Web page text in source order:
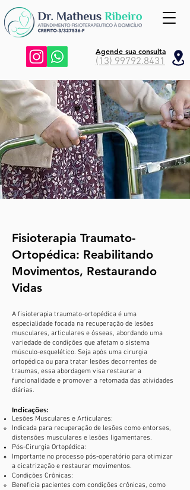
(13) 99792.8431
Agende sua consulta
Fisioterapia Traumato-
Ortopédica: Reabilitando
Movimentos, Restaurando
Vidas
A fisioterapia traumato-ortopédica é uma
especialidade focada na recuperação de lesões
musculares, articulares e ósseas, abordando uma
variedade de condições que afetam o sistema
músculo-esquelético. Seja após uma cirurgia
ortopédica ou para tratar lesões decorrentes de
traumas, essa abordagem visa restaurar a
funcionalidade e promover a retomada das atividades
diárias.
Indicações:
Lesões Musculares e Articulares:
Indicada para recuperação de lesões como entorses,
distensões musculares e lesões ligamentares.
Pós-Cirurgia Ortopédica:
Importante no processo pós-operatório para otimizar
a cicatrização e restaurar movimentos.
Condições Crônicas:
Beneficia pacientes com condições crônicas, como